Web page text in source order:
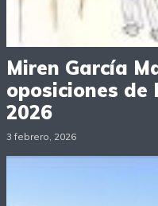
Miren García
oposiciones de
2026
3 febrero, 2026